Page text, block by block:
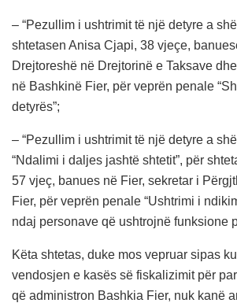
– “Pezullim i ushtrimit të një detyre a
shtetasen Anisa Cjapi, 38 vjeçe,
Drejtoreshë në Drejtorinë e Taksave
në Bashkinë Fier, për veprën penale
detyrës”;
– “Pezullim i ushtrimit të një detyre a
“Ndalimi i daljes jashtë shtetit”, për
57 vjeç, banues në Fier, sekretar i
Fier, për veprën penale “Ushtrimi i
ndaj personave që ushtrojnë funksione
Këta shtetas, duke mos vepruar sipas
vendosjen e kasës së fiskalizimit për
që administron Bashkia Fier, nuk kanë